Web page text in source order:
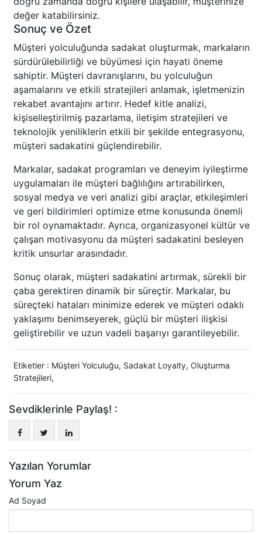
değer katabilirsiniz.
Sonuç ve Özet
Müşteri yolculuğunda sadakat oluşturmak, markaların
sürdürülebilirliği ve büyümesi için hayati öneme
sahiptir. Müşteri davranışlarını, bu yolculuğun
aşamalarını ve etkili stratejileri anlamak, işletmenizin
rekabet avantajını artırır. Hedef kitle analizi,
kişiselleştirilmiş pazarlama, iletişim stratejileri ve
teknolojik yeniliklerin etkili bir şekilde entegrasyonu,
müşteri sadakatini güçlendirebilir.
Markalar, sadakat programları ve deneyim iyileştirme
uygulamaları ile müşteri bağlılığını artırabilirken,
sosyal medya ve veri analizi gibi araçlar, etkileşimleri
ve geri bildirimleri optimize etme konusunda önemli
bir rol oynamaktadır. Ayrıca, organizasyonel kültür ve
çalışan motivasyonu da müşteri sadakatini besleyen
kritik unsurlar arasındadır.
Sonuç olarak, müşteri sadakatini artırmak, sürekli bir
çaba gerektiren dinamik bir süreçtir. Markalar, bu
süreçteki hataları minimize ederek ve müşteri odaklı
yaklaşımı benimseyerek, güçlü bir müşteri ilişkisi
geliştirebilir ve uzun vadeli başarıyı garantileyebilir.
Etiketler : Müşteri Yolculuğu, Sadakat Loyalty, Oluşturma
Stratejileri,
Sevdiklerinle Paylaş! :
Yazılan Yorumlar
Yorum Yaz
Ad Soyad